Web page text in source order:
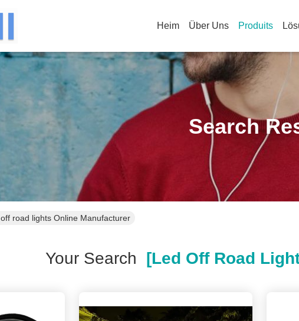
Heim Über Uns Produits
Search
road lights Online Manufacturer
Your Search [led Off Road